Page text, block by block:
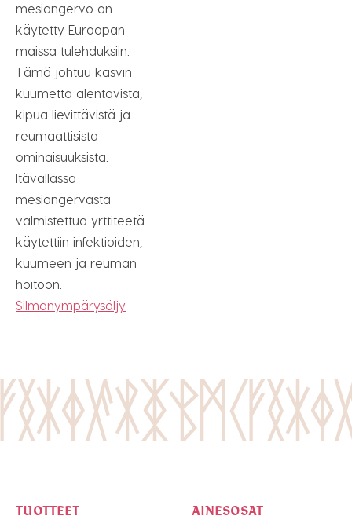
mesiangervo on
käytetty Euroopan
maissa tulehduksiin.
Tämä johtuu kasvin
kuumetta alentavista,
kipua lievittävistä ja
reumaattisista
ominaisuuksista.
Itävallassa
mesiangervasta
valmistettua yrttiteetä
käytettiin infektioiden,
kuumeen ja reuman
hoitoon.
Silmanympärysöljy
TUOTTEET AINESOSAT